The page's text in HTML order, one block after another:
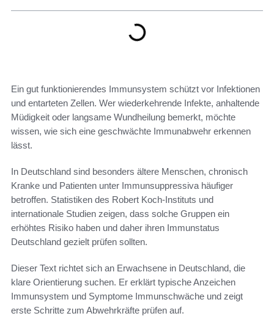
Ein gut funktionierendes Immunsystem schützt vor Infektionen
und entarteten Zellen. Wer wiederkehrende Infekte, anhaltende
Müdigkeit oder langsame Wundheilung bemerkt, möchte
wissen, wie sich eine geschwächte Immunabwehr erkennen
lässt.
In Deutschland sind besonders ältere Menschen, chronisch
Kranke und Patienten unter Immunsuppressiva häufiger
betroffen. Statistiken des Robert Koch‑Instituts und
internationale Studien zeigen, dass solche Gruppen ein
erhöhtes Risiko haben und daher ihren Immunstatus
Deutschland gezielt prüfen sollten.
Dieser Text richtet sich an Erwachsene in Deutschland, die
klare Orientierung suchen. Er erklärt typische Anzeichen
Immunsystem und Symptome Immunschwäche und zeigt
erste Schritte zum Abwehrkräfte prüfen auf.